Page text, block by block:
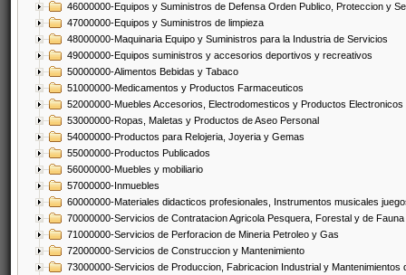
46000000-Equipos y Suministros de Defensa Orden Publico, Proteccion y
47000000-Equipos y Suministros de limpieza
48000000-Maquinaria Equipo y Suministros para la Industria de Servicios
49000000-Equipos suministros y accesorios deportivos y recreativos
50000000-Alimentos Bebidas y Tabaco
51000000-Medicamentos y Productos Farmaceuticos
52000000-Muebles Accesorios, Electrodomesticos y Productos Electronicos
53000000-Ropas, Maletas y Productos de Aseo Personal
54000000-Productos para Relojeria, Joyeria y Gemas
55000000-Productos Publicados
56000000-Muebles y mobiliario
57000000-Inmuebles
60000000-Materiales didacticos profesionales, Instrumentos musicales
70000000-Servicios de Contratacion Agricola Pesquera, Forestal y de Fauna
71000000-Servicios de Perforacion de Mineria Petroleo y Gas
72000000-Servicios de Construccion y Mantenimiento
73000000-Servicios de Produccion, Fabricacion Industrial y Mantenimientos